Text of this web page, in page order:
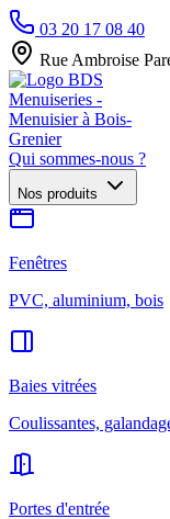
03 20 17 08 40
Rue Ambroise
Qui sommes-nous ?
Nos produits
Fenêtres
PVC, aluminium, bois
Baies vitrées
Coulissantes,
Portes d'entrée